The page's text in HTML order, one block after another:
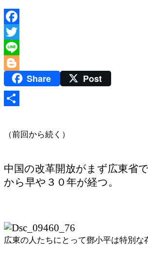
Facebook
Twitter
Line
BloggerShare Post
（前回から続く）
中国の改革開放がまず広東省
から早や３０年が経つ。
広東の人たちにとって鄧小平は特別な